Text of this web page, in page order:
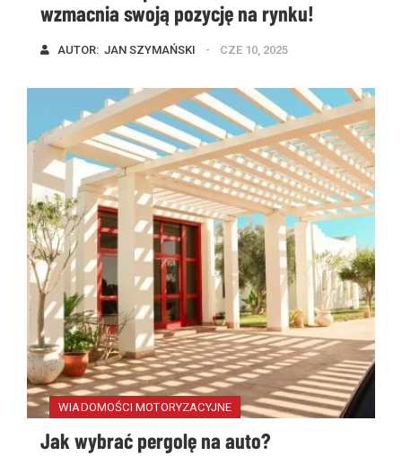
wzmacnia swoją pozycję na rynku!
AUTOR: JAN SZYMAŃSKI CZE 10, 2025
WIADOMOŚCI MOTORYZACYJNE
Jak wybrać pergolę na auto?